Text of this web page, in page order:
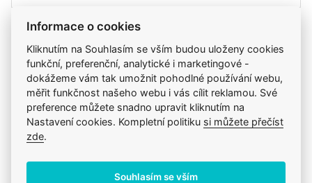
Produkt také v těchto kategoriích11
Granule
Hill's Hill's
Veterinární diety
Hill's
Dentální péče
Mou kočku trápí
Kočky
Krmiva Zuby a dutina ústní Kočky
Informace o cookies
Kliknutím na Souhlasím se vším budou uloženy cookies
funkční, preferenční, analytické i marketingové -
dokážeme vám tak umožnit pohodlné používání webu,
měřit funkčnost našeho webu i vás cílit reklamou. Své
preference můžete snadno upravit kliknutím na
Nastavení cookies. Kompletní politiku si můžete přečíst
zde.
Souhlasím se vším